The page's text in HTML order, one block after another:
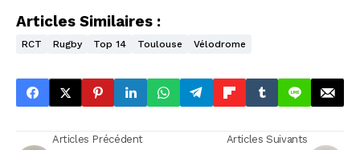
Articles Similaires :
RCT Rugby Top 14 Toulouse Vélodrome
Articles Précédent Articles Suivants